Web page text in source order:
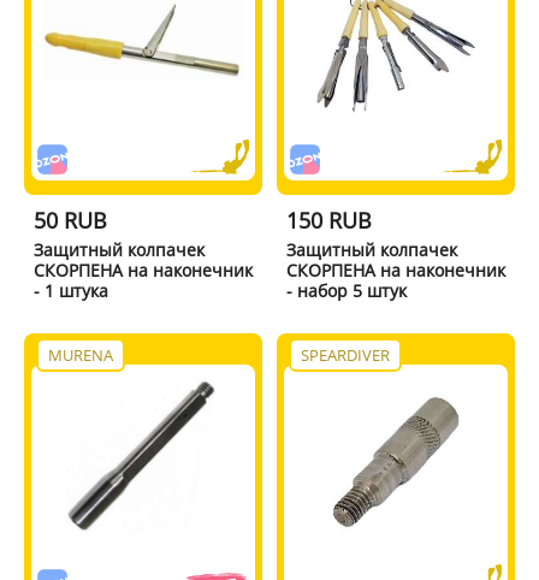
50 RUB
Защитный колпачек
СКОРПЕНА на наконечник
- 1 штука
150 RUB
Защитный колпачек
СКОРПЕНА на наконечник
- набор 5 штук
MURENA SPEARDIVER